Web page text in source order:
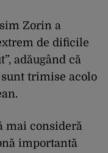
Zorin a
de dificile
adăugând că
trimise acolo
mai consideră
importantă